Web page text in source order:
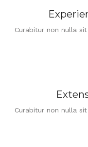
Curabitur non nulla
Curabitur non nulla